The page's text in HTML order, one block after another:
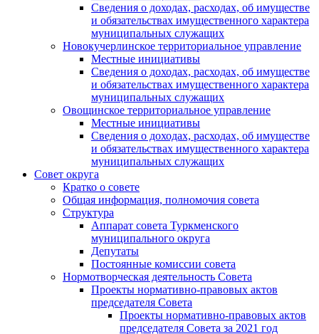
Сведения о доходах, расходах, об имуществе
и обязательствах имущественного характера
муниципальных служащих
Новокучерлинское территориальное управление
Местные инициативы
Сведения о доходах, расходах, об имуществе
и обязательствах имущественного характера
муниципальных служащих
Овощинское территориальное управление
Местные инициативы
Сведения о доходах, расходах, об имуществе
и обязательствах имущественного характера
муниципальных служащих
Совет округа
Кратко о совете
Общая информация, полномочия совета
Структура
Аппарат совета Туркменского
муниципального округа
Депутаты
Постоянные комиссии совета
Нормотворческая деятельность Совета
Проекты нормативно-правовых актов
председателя Cовета
Проекты нормативно-правовых актов
председателя Cовета за 2021 год